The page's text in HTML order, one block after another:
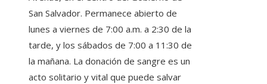
San Salvador. Permanece abierto de
lunes a viernes de 7:00 a.m. a 2:30 de la
tarde, y los sábados de 7:00 a 11:30 de
la mañana. La donación de sangre es un
acto solitario y vital que puede salvar